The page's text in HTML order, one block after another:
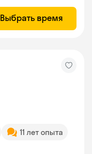
Выбрать время
11 лет опыта